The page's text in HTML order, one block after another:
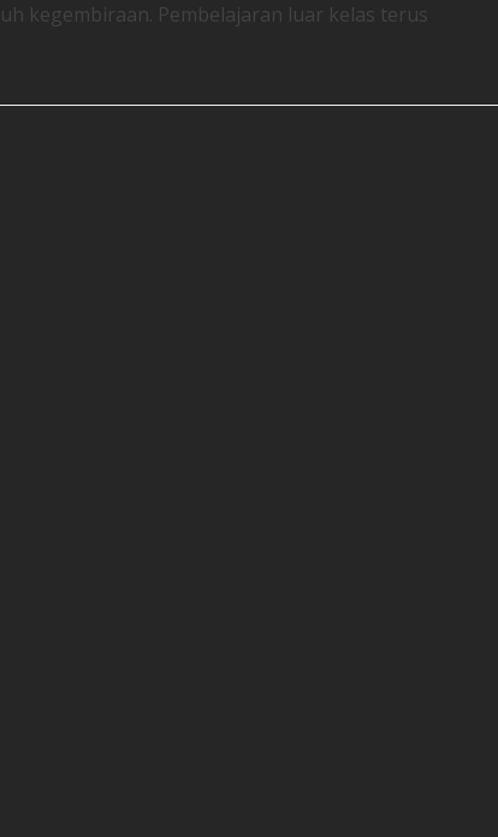
kegembiraan. Pembelajaran luar kelas terus